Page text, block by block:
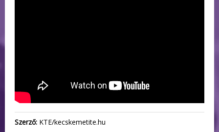
Szerző: KTE/kecskemetite.hu